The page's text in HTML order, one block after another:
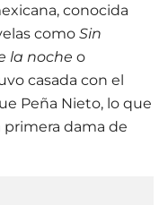
conocida
como Sin
la noche o
casada con el
Peña Nieto, lo que
primera dama de